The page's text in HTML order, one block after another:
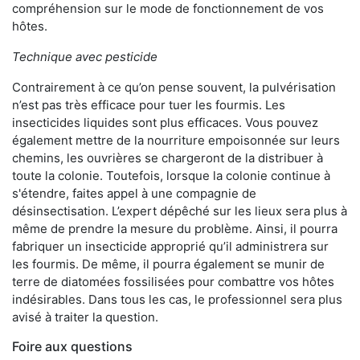
compréhension sur le mode de fonctionnement de vos
hôtes.
Technique avec pesticide
Contrairement à ce qu’on pense souvent, la pulvérisation
n’est pas très efficace pour tuer les fourmis. Les
insecticides liquides sont plus efficaces. Vous pouvez
également mettre de la nourriture empoisonnée sur leurs
chemins, les ouvrières se chargeront de la distribuer à
toute la colonie. Toutefois, lorsque la colonie continue à
s'étendre, faites appel à une compagnie de
désinsectisation. L’expert dépêché sur les lieux sera plus à
même de prendre la mesure du problème. Ainsi, il pourra
fabriquer un insecticide approprié qu’il administrera sur
les fourmis. De même, il pourra également se munir de
terre de diatomées fossilisées pour combattre vos hôtes
indésirables. Dans tous les cas, le professionnel sera plus
avisé à traiter la question.
Foire aux questions